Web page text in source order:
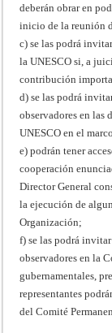
deberán obrar en
inicio de la reunión
c) se las podrá
la UNESCO si, a
contribución
d) se las podrá
observadores en las
UNESCO en el
e) podrán tener
cooperación
Director General
la ejecución de
Organización;
f) se las podrá
observadores en la
gubernamentales,
representantes
del Comité